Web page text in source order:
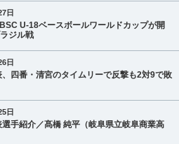
日
U-18ベースボールワールドカップが開
ジル戦
日
四番・清宮のタイムリーで反撃も2対9で敗
日
手紹介／髙橋 純平（岐阜県立岐阜商業高